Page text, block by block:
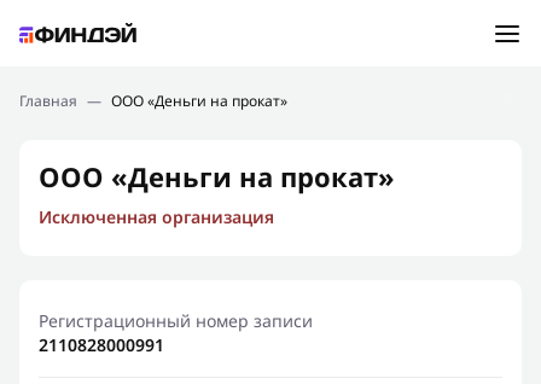
Подбор займа
Новости
Финансовое просвещение
Главная — ООО «Деньги на прокат»
ООО «Деньги на прокат»
Исключенная организация
Регистрационный номер записи
2110828000991
Ошибка:Контактная форма не найдена.
Спасибо, что написали нам
Мы свяжемся с Вами в ближайшее время и сообщим
результат
Отправить новый запрос